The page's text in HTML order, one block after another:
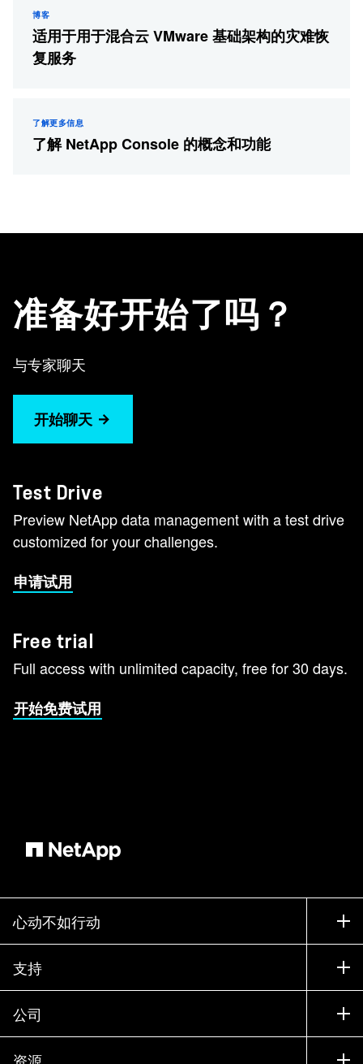
博客
适用于用于混合云 VMware 基础架构的灾难恢
复服务
了解更多信息
了解 NetApp Console 的概念和功能
准备好开始了吗？
与专家聊天
开始聊天
Test Drive
Preview NetApp data management with a test drive
customized for your challenges.
申请试用
Free trial
Full access with unlimited capacity, free for 30 days.
开始免费试用
心动不如行动
如何购买
联系销售部门
寻找合作伙伴
试用产品
支持
支持
训练
公司
公司
资源